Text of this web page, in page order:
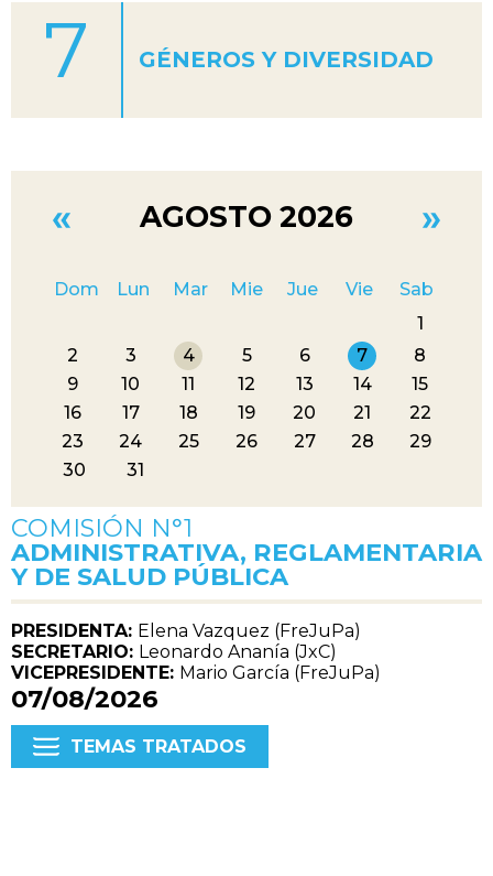
7 GÉNEROS Y DIVERSIDAD
AGOSTO 2026
Dom Lun Mar Mie Jue Vie
Sab
1
2
3 4 5 6 7
8
9
10 11 12 13 14
15
16
17 18 19 20 21
22
23
24 25 26 27 28
29
30
31
COMISIÓN N°1
ADMINISTRATIVA, REGLAMENTARIA
Y DE SALUD PÚBLICA
PRESIDENTA: Elena Vazquez (FreJuPa)
SECRETARIO: Leonardo Ananía (JxC)
VICEPRESIDENTE: Mario García (FreJuPa)
07/08/2026
TEMAS TRATADOS